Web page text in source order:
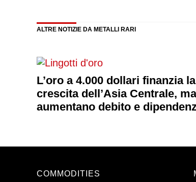
ALTRE NOTIZIE DA METALLI RARI
L’oro a 4.000 dollari finanzia la
crescita dell’Asia Centrale, ma
aumentano debito e
COMMODITIES